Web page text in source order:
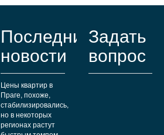
Последние
новости
Цены квартир в
Праге, похоже,
стабилизировались,
но в некоторых
регионах растут
Задать
вопрос